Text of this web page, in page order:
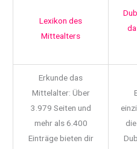
Lexikon des
Mittealters
Erkunde das
Mittelalter: Über
3.979 Seiten und
mehr als 6.400
Einträge bieten dir